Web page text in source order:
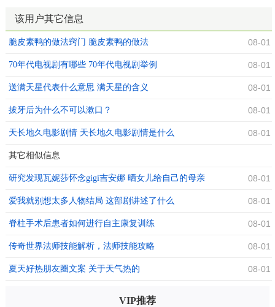
该用户其它信息
脆皮素鸭的做法窍门 脆皮素鸭的做法 08-01
70年代电视剧有哪些 70年代电视剧举例 08-01
送满天星代表什么意思 满天星的含义 08-01
拔牙后为什么不可以漱口？ 08-01
天长地久电影剧情 天长地久电影剧情是什么 08-01
其它相似信息
研究发现瓦妮莎怀念gigi吉安娜 晒女儿给自己的母亲
节祝福
08-01
爱我就别想太多人物结局 这部剧讲述了什么 08-01
脊柱手术后患者如何进行自主康复训练 08-01
传奇世界法师技能解析，法师技能攻略 08-01
夏天好热朋友圈文案 关于天气热的 08-01
VIP推荐